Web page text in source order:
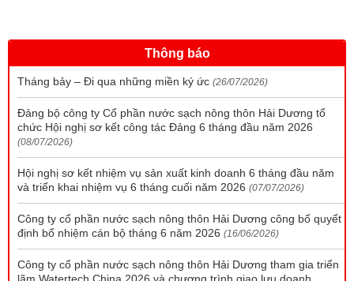
Thông báo
Tháng bảy – Đi qua những miền ký ức (26/07/2026)
Đảng bộ công ty Cổ phần nước sạch nông thôn Hải Dương tổ
chức Hội nghị sơ kết công tác Đảng 6 tháng đầu năm 2026
(08/07/2026)
Hội nghị sơ kết nhiệm vụ sản xuất kinh doanh 6 tháng đầu năm
và triển khai nhiệm vụ 6 tháng cuối năm 2026 (07/07/2026)
Công ty cổ phần nước sạch nông thôn Hải Dương công bố quyết
định bổ nhiệm cán bộ tháng 6 năm 2026 (16/06/2026)
Công ty cổ phần nước sạch nông thôn Hải Dương tham gia triển
lãm Watertech China 2026 và chương trình giao lưu doanh